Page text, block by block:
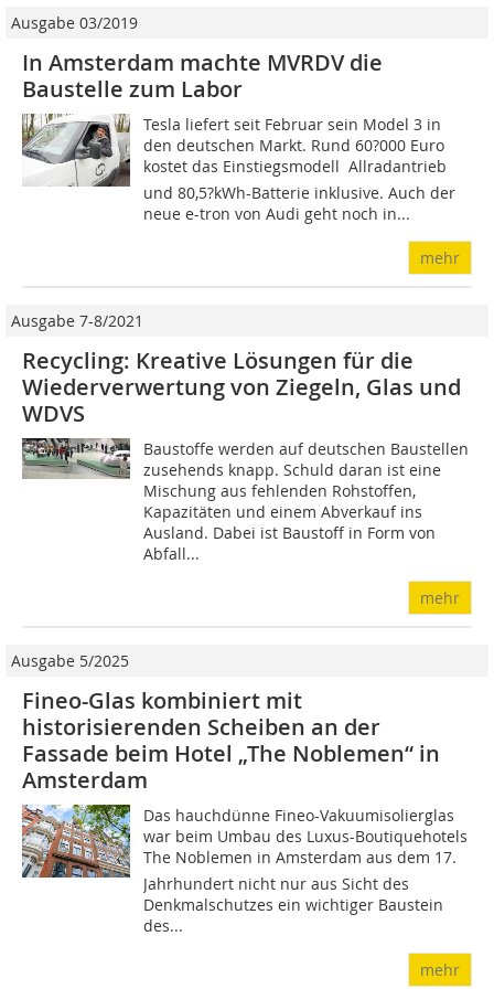
Ausgabe 03/2019
In Amsterdam machte MVRDV die
Baustelle zum Labor
Tesla liefert seit Februar sein Model 3 in
den deutschen Markt. Rund 60?000 Euro
kostet das Einstiegsmodell  Allradantrieb
und 80,5?kWh-Batterie inklusive. Auch der
neue e-tron von Audi geht noch in...
mehr
Ausgabe 7-8/2021
Recycling: Kreative Lösungen für die
Wiederverwertung von Ziegeln, Glas und
WDVS
Baustoffe werden auf deutschen Baustellen
zusehends knapp. Schuld daran ist eine
Mischung aus fehlenden Rohstoffen,
Kapazitäten und einem Abverkauf ins
Ausland. Dabei ist Baustoff in Form von
Abfall...
mehr
Ausgabe 5/2025
Fineo-Glas kombiniert mit
historisierenden Scheiben an der
Fassade beim Hotel „The Noblemen“ in
Amsterdam
Das hauchdünne Fineo-Vakuumisolierglas
war beim Umbau des Luxus-Boutiquehotels
The Noblemen in Amsterdam aus dem 17.
Jahrhundert nicht nur aus Sicht des
Denkmalschutzes ein wichtiger Baustein
des...
mehr